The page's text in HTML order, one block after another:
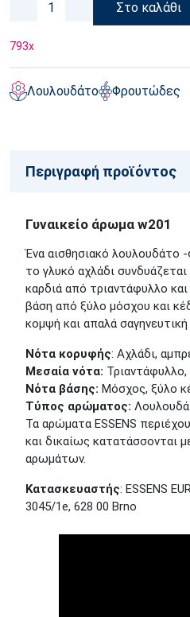
Στο καλάθι
793x
Λουλουδάτο Φρουτώδες
Περιγραφή προϊόντος
Γυναικείο άρωμα w201
Ένα αισθησιακό
το γλυκό αχλάδι
καρδιά από τριαντάφυλλο και
βάση από ξύλο μόσχου και
κομψή και απαλά σαγηνευτική
Νότα κορυφής: Αχλάδι,
Μεσαία νότα: Τριαντάφυλλο,
Νότα βάσης: Μόσχος, ξύλο
Τύπος αρώματος:
Τα αρώματα ESSENS
και δικαίως κατατάσσονται
αρωμάτων.
Κατασκευαστής: ESSENS
3045/1e, 628 00 Brno